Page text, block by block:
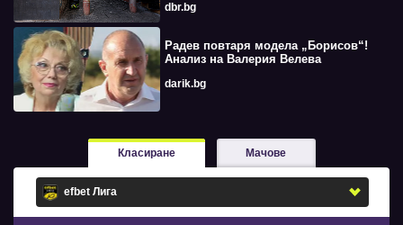
dbr.bg
Радев повтаря модела „Борисов“!
Анализ на Валерия Велева
darik.bg
Класиране Мачове